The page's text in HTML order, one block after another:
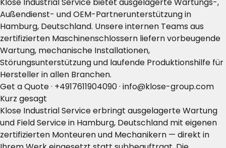
Außendienst- und OEM-Partnerunterstützung in
Hamburg, Deutschland. Unsere internen Teams aus
zertifizierten Maschinenschlossern liefern vorbeugende
Wartung, mechanische Installationen,
Störungsunterstützung und laufende Produktionshilfe für
Hersteller in allen Branchen.
Get a Quote· +4917611904090· info@klose-group.com
Kurz gesagt
Klose Industrial Service erbringt ausgelagerte Wartung
und Field Service in Hamburg, Deutschland mit eigenen
zertifizierten Monteuren und Mechanikern — direkt in